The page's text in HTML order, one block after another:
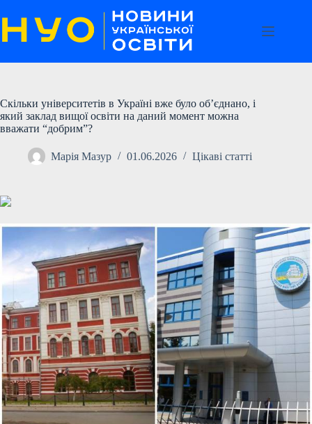
до
вмісту
Скільки університетів в Україні вже було об’єднано, і
який заклад вищої освіти на даний момент можна
вважати “добрим”?
Марія Мазур 01.06.2026 Цікаві статті